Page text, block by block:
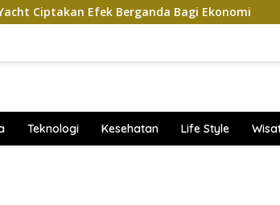
Berganda Bagi Ekonomi Penampilan
Teknologi Kesehatan Life Style